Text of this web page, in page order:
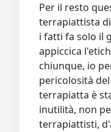
Per il resto
terrapiattista
i fatti fa solo il
appiccica
chiunque, io
pericolosità
terrapiatta è
inutilità, non
terrapiattisti,